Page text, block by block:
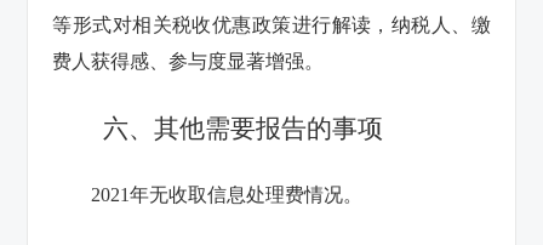
等形式对相关税收优惠政策进行解读，纳税人、缴
费人获得感、参与度显著增强。
六、其他需要报告的事项
2021年无收取信息处理费情况。